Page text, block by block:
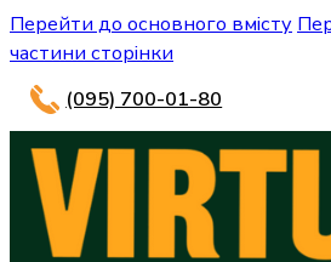
Перейти до основного вмісту
частини сторінки
(095) 700-01-80